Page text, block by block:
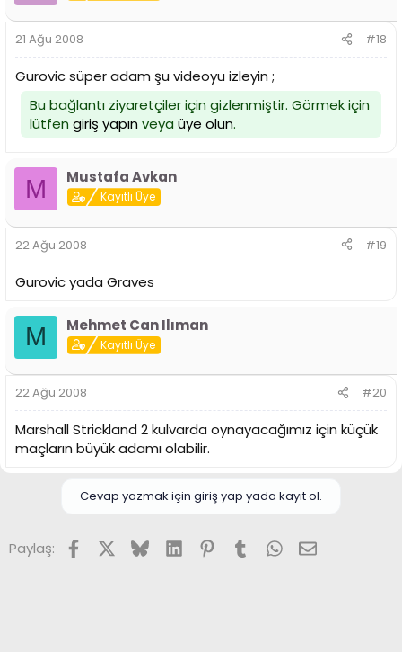
21 Ağu 2008 #18
Gurovic süper adam şu videoyu izleyin ;
Bu bağlantı ziyaretçiler için gizlenmiştir. Görmek için
lütfen giriş yapınveya üye olun.
M Mustafa Avkan
Kayıtlı Üye
22 Ağu 2008 #19
Gurovic yada Graves
M Mehmet Can Ilıman
Kayıtlı Üye
22 Ağu 2008 #20
Marshall Strickland 2 kulvarda oynayacağımız için küçük
maçların büyük adamı olabilir.
Cevap yazmak için giriş yap yada kayıt ol.
Paylaş: FacebookX (Twitter)
BlueskyLinkedInPinterest
TumblrWhatsApp
E-posta